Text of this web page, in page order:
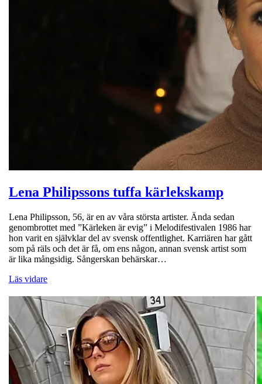
Lena Philipssons tuffa kärlekskamp
Lena Philipsson, 56, är en av våra största artister. Ända sedan
genombrottet med ”Kärleken är evig” i Melodifestivalen 1986 har
hon varit en självklar del av svensk offentlighet. Karriären har gått
som på räls och det är få, om ens någon, annan svensk artist som
är lika mångsidig. Sångerskan behärskar…
Läs vidare